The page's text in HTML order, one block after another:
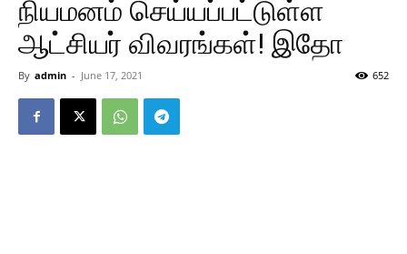
நியமனம் செய்யப்பட்டுள்ள
ஆட்சியர் விவரங்கள்! இதோ
By admin - June 17, 2021 652